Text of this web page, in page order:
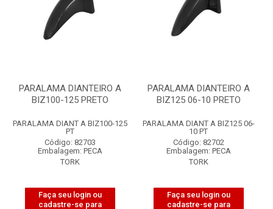
PARALAMA DIANTEIRO A
BIZ100-125 PRETO
PARALAMA DIANT A BIZ100-125
PT
Código: 82703
Embalagem: PECA
TORK
Faça seu login ou
cadastre-se para
PARALAMA DIANTEIRO A
BIZ125 06-10 PRETO
PARALAMA DIANT A BIZ125 06-
10 PT
Código: 82702
Embalagem: PECA
TORK
Faça seu login ou
cadastre-se para